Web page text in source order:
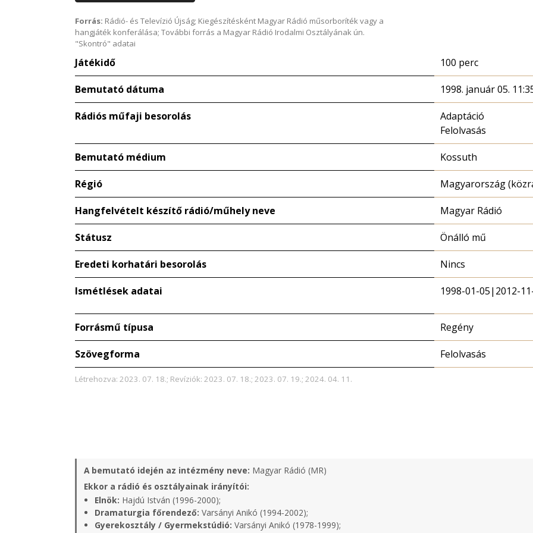
Forrás: Rádió- és Televízió Újság; Kiegészítésként Magyar Rádió műsorboríték vagy a
hangjáték konferálása; További forrás a Magyar Rádió Irodalmi Osztályának ún.
"Skontró" adatai
Játékidő 100 perc
Bemutató dátuma 1998. január 05.
Rádiós műfaji besorolás
Adaptáció
Felolvasás
Bemutató médium Kossuth
Régió Magyarország
Hangfelvételt készítő rádió/műhely neve Magyar Rádió
Státusz Önálló mű
Eredeti korhatári besorolás Nincs
Ismétlések adatai 1998-01-05|2012-
Forrásmű típusa Regény
Szövegforma Felolvasás
Létrehozva: 2023. 07. 18.; Revíziók: 2023. 07. 18.; 2023. 07. 19.; 2024. 04. 11.
A bemutató idején az intézmény neve: Magyar Rádió (MR)
Ekkor a rádió és osztályainak irányítói:
Elnök: Hajdú István (1996-2000);
Dramaturgia főrendező: Varsányi Anikó (1994-2002);
Gyerekosztály / Gyermekstúdió: Varsányi Anikó (1978-1999);